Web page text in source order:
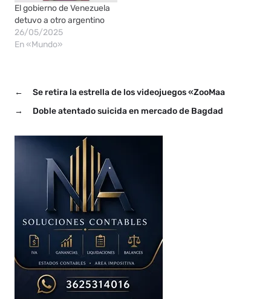
El gobierno de Venezuela
detuvo a otro argentino
26/05/2025
En «Mundo»
←
Se retira la estrella de los videojuegos «ZooMaa
→
Doble atentado suicida en mercado de Bagdad